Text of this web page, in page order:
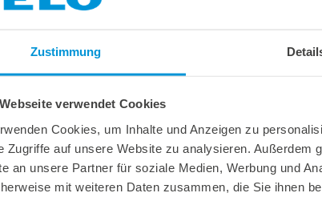
Zustimmung
verwendet Cookies
Cookies, um Inhalte und Anzeigen zu
Zugriffe auf unsere Website zu analysieren. Außerdem
an unsere Partner für soziale Medien, Werbung und
mit weiteren Daten zusammen, die Sie ihnen
downloaden